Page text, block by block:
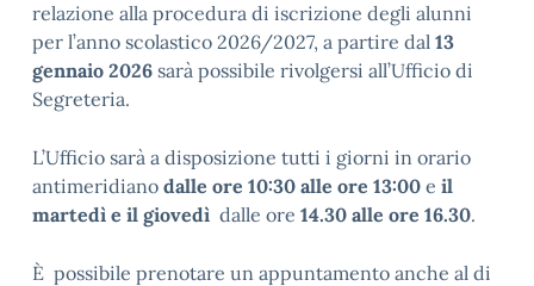
relazione alla procedura di iscrizione degli alunni
per l’anno scolastico 2026/2027, a partire dal 13
gennaio 2026 sarà possibile rivolgersi all’Ufficio di
Segreteria.
L’Ufficio sarà a disposizione tutti i giorni in orario
antimeridiano dalle ore 10:30 alle ore 13:00 e il
martedì e il giovedì dalle ore 14.30 alle ore 16.30.
È possibile prenotare un appuntamento anche al di